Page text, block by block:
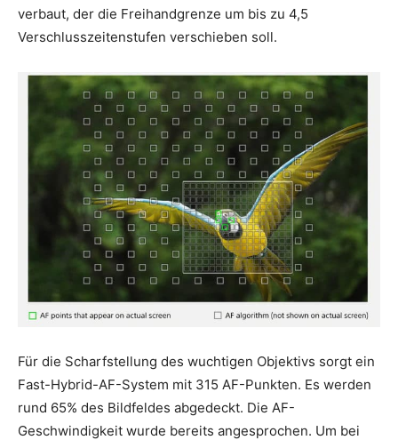
verbaut, der die Freihandgrenze um bis zu 4,5
Verschlusszeitenstufen verschieben soll.
Für die Scharfstellung des wuchtigen Objektivs sorgt ein
Fast-Hybrid-AF-System mit 315 AF-Punkten. Es werden
rund 65% des Bildfeldes abgedeckt. Die AF-
Geschwindigkeit wurde bereits angesprochen. Um bei